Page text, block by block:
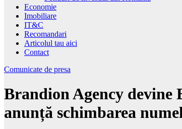
Economie
Imobiliare
IT&C
Recomandari
Articolul tau aici
Contact
Comunicate de presa
Brandion Agency
anunță schimbarea